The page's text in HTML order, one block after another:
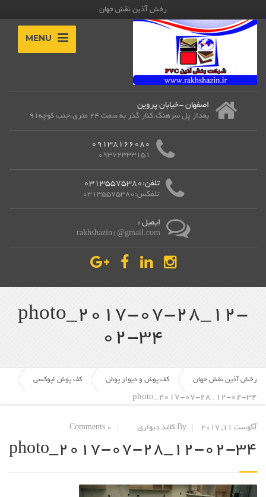
رخش آذین نقش جهان
MENU
اصفهان -خیابان پروین
بعداز پل سرهنگ،کنار گذر به سمت 24 متری،جنب کوچه91
09138166080
09372333151
تلفن:03135575380
تلفکس:03135575380
ایمیل :
rakhshazin1@gmail.com
photo_2017-07-28_12-
02-34
رخش آذین نقش جهان کف پوش و دیوار پوش کف پوش اپوکسی
photo_2017-07-28_12-02-34
آگوست 11, 2017 By کاغذ دیواری 0 Comments
photo_2017-07-28_12-02-34